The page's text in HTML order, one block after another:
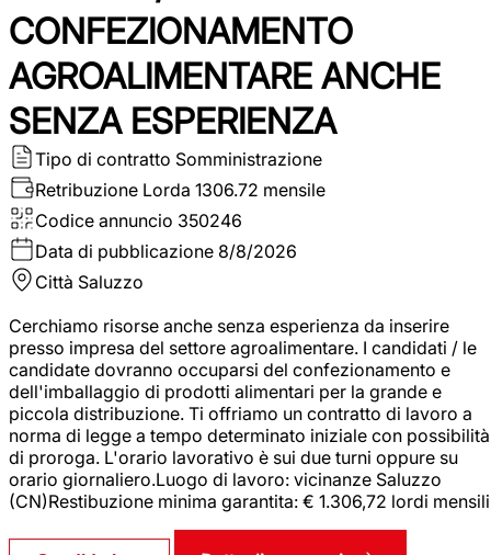
CONFEZIONAMENTO
AGROALIMENTARE ANCHE
SENZA ESPERIENZA
Tipo di contratto Somministrazione
Retribuzione Lorda 1306.72 mensile
Codice annuncio 350246
Data di pubblicazione 8/8/2026
Città Saluzzo
Cerchiamo risorse anche senza esperienza da inserire
presso impresa del settore agroalimentare. I candidati / le
candidate dovranno occuparsi del confezionamento e
dell'imballaggio di prodotti alimentari per la grande e
piccola distribuzione. Ti offriamo un contratto di lavoro a
norma di legge a tempo determinato iniziale con possibilità
di proroga. L'orario lavorativo è sui due turni oppure su
orario giornaliero.Luogo di lavoro: vicinanze Saluzzo
(CN)Restibuzione minima garantita: € 1.306,72 lordi mensili